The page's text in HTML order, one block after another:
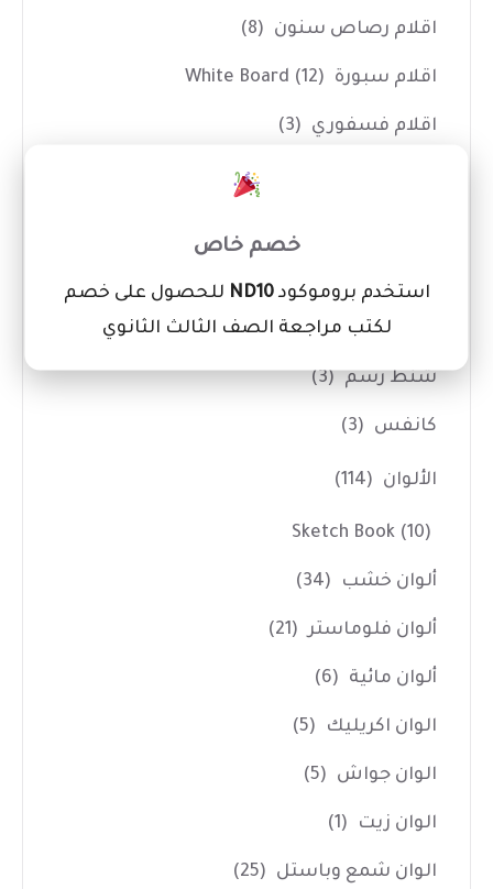
اقلام رصاص سنون (8)
اقلام سبورة White Board (12)
اقلام فسفوري (3)
اداوت حفر
بالطو ومريلة تلوين (1)
شنط رسم (3)
كانفس (3)
الألوان (114)
Sketch Book (10)
ألوان خشب (34)
ألوان فلوماستر (21)
ألوان مائية (6)
الوان اكريليك (5)
الوان جواش (5)
الوان زيت (1)
الوان شمع وباستل (25)
خصم خاص
استخدم بروموكودND10 للحصول على خصم
لكتب مراجعة الصف الثالث الثانوي